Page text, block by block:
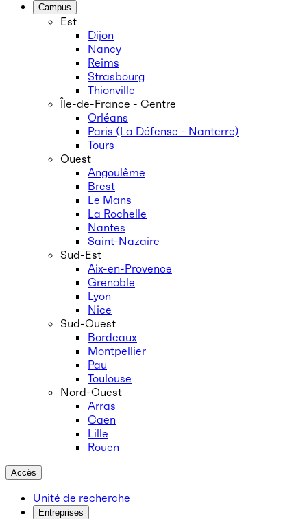
Campus
Est
Dijon
Nancy
Reims
Strasbourg
Thionville
Île-de-France - Centre
Orléans
Paris (La Défense - Nanterre)
Tours
Ouest
Angoulême
Brest
Le Mans
La Rochelle
Nantes
Saint-Nazaire
Sud-Est
Aix-en-Provence
Grenoble
Lyon
Nice
Sud-Ouest
Bordeaux
Montpellier
Pau
Toulouse
Nord-Ouest
Arras
Caen
Lille
Rouen
Accès
Unité de recherche
Entreprises